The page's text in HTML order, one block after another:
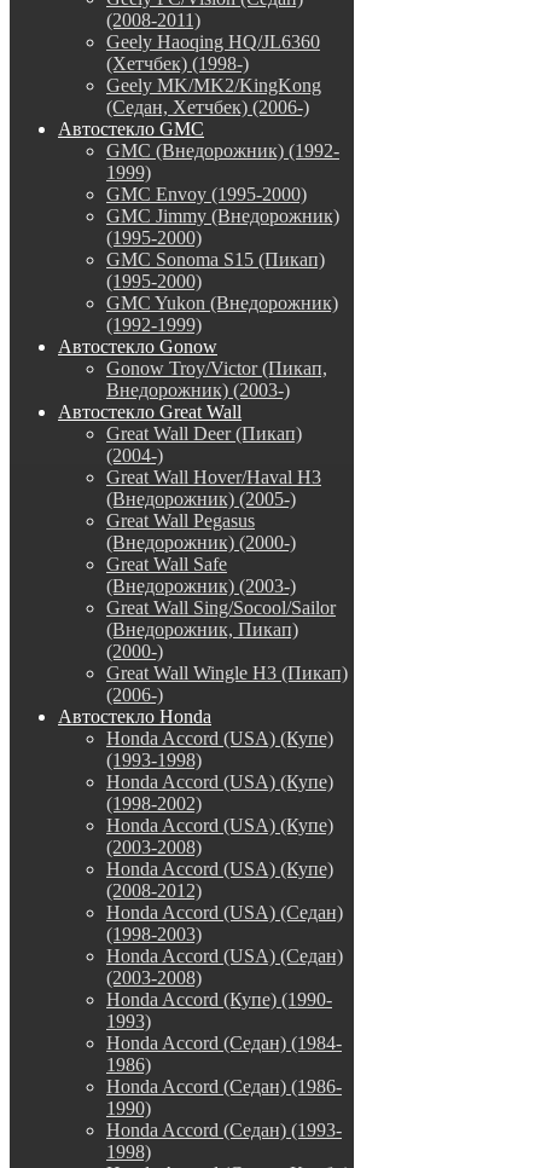
(2008-2011)
Geely Haoqing HQ/JL6360
(Хетчбек) (1998-)
Geely MK/MK2/KingKong
(Седан, Хетчбек) (2006-)
Автостекло GMC
GMC (Внедорожник) (1992-
1999)
GMC Envoy (1995-2000)
GMC Jimmy (Внедорожник)
(1995-2000)
GMC Sonoma S15 (Пикап)
(1995-2000)
GMC Yukon (Внедорожник)
(1992-1999)
Автостекло Gonow
Gonow Troy/Victor (Пикап,
Внедорожник) (2003-)
Автостекло Great Wall
Great Wall Deer (Пикап)
(2004-)
Great Wall Hover/Haval H3
(Внедорожник) (2005-)
Great Wall Pegasus
(Внедорожник) (2000-)
Great Wall Safe
(Внедорожник) (2003-)
Great Wall Sing/Socool/Sailor
(Внедорожник, Пикап)
(2000-)
Great Wall Wingle H3 (Пикап)
(2006-)
Автостекло Honda
Honda Accord (USA) (Купе)
(1993-1998)
Honda Accord (USA) (Купе)
(1998-2002)
Honda Accord (USA) (Купе)
(2003-2008)
Honda Accord (USA) (Купе)
(2008-2012)
Honda Accord (USA) (Седан)
(1998-2003)
Honda Accord (USA) (Седан)
(2003-2008)
Honda Accord (Купе) (1990-
1993)
Honda Accord (Седан) (1984-
1986)
Honda Accord (Седан) (1986-
1990)
Honda Accord (Седан) (1993-
1998)